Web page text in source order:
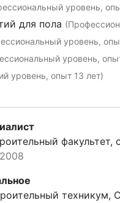
уровень,
для пола
уровень,
уровень,
уровень, опыт 13 лет)
факультет,
техникум,